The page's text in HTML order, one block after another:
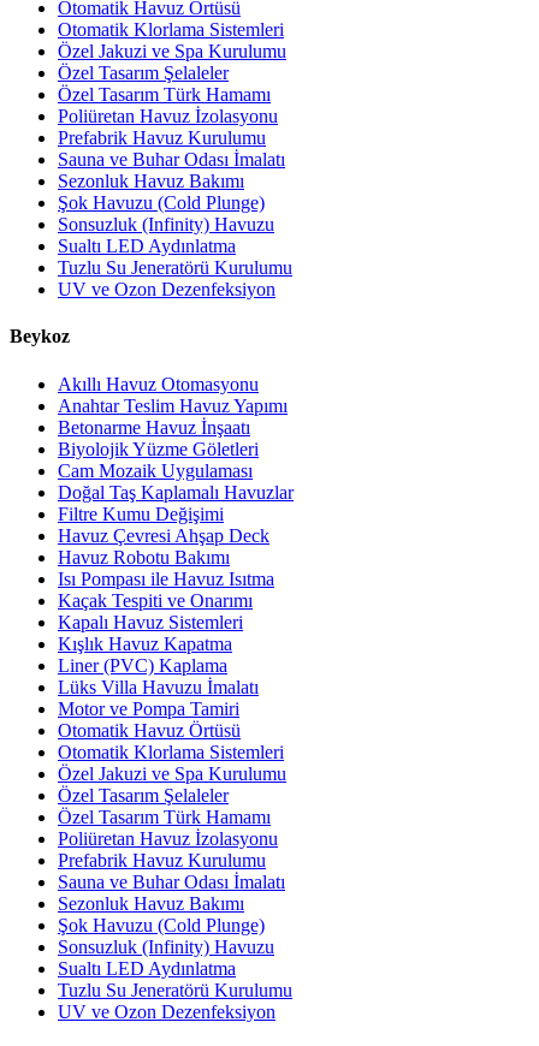
Otomatik Havuz Örtüsü
Otomatik Klorlama Sistemleri
Özel Jakuzi ve Spa Kurulumu
Özel Tasarım Şelaleler
Özel Tasarım Türk Hamamı
Poliüretan Havuz İzolasyonu
Prefabrik Havuz Kurulumu
Sauna ve Buhar Odası İmalatı
Sezonluk Havuz Bakımı
Şok Havuzu (Cold Plunge)
Sonsuzluk (Infinity) Havuzu
Sualtı LED Aydınlatma
Tuzlu Su Jeneratörü Kurulumu
UV ve Ozon Dezenfeksiyon
Beykoz
Akıllı Havuz Otomasyonu
Anahtar Teslim Havuz Yapımı
Betonarme Havuz İnşaatı
Biyolojik Yüzme Göletleri
Cam Mozaik Uygulaması
Doğal Taş Kaplamalı Havuzlar
Filtre Kumu Değişimi
Havuz Çevresi Ahşap Deck
Havuz Robotu Bakımı
Isı Pompası ile Havuz Isıtma
Kaçak Tespiti ve Onarımı
Kapalı Havuz Sistemleri
Kışlık Havuz Kapatma
Liner (PVC) Kaplama
Lüks Villa Havuzu İmalatı
Motor ve Pompa Tamiri
Otomatik Havuz Örtüsü
Otomatik Klorlama Sistemleri
Özel Jakuzi ve Spa Kurulumu
Özel Tasarım Şelaleler
Özel Tasarım Türk Hamamı
Poliüretan Havuz İzolasyonu
Prefabrik Havuz Kurulumu
Sauna ve Buhar Odası İmalatı
Sezonluk Havuz Bakımı
Şok Havuzu (Cold Plunge)
Sonsuzluk (Infinity) Havuzu
Sualtı LED Aydınlatma
Tuzlu Su Jeneratörü Kurulumu
UV ve Ozon Dezenfeksiyon